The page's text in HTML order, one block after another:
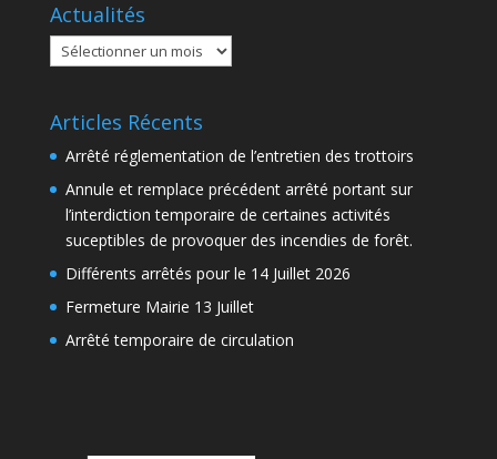
Actualités
Actualités
Articles Récents
Arrêté réglementation de l’entretien des trottoirs
Annule et remplace précédent arrêté portant sur
l’interdiction temporaire de certaines activités
suceptibles de provoquer des incendies de forêt.
Différents arrêtés pour le 14 Juillet 2026
Fermeture Mairie 13 Juillet
Arrêté temporaire de circulation